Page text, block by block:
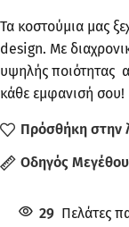
Τα κοστούμια μας
design. Με
υψηλής ποιότητας
κάθε εμφανισή σου!
Πρόσθήκη στην
Οδηγός
29 Πελάτες